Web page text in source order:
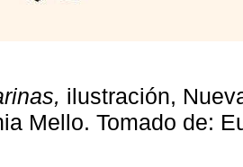
ilustración,
Mello. Tomado de: